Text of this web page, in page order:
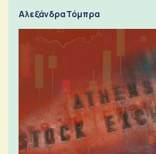
Αλεξάνδρα Τόμπρα